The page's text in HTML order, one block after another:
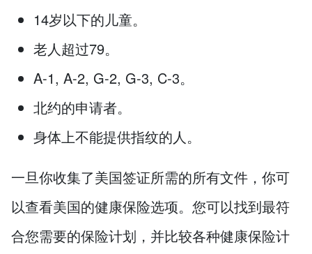
14岁以下的儿童。
老人超过79。
A-1, A-2, G-2, G-3, C-3。
北约的申请者。
身体上不能提供指纹的人。
一旦你收集了美国签证所需的所有文件，你可
以查看美国的健康保险选项。您可以找到最符
合您需要的保险计划，并比较各种健康保险计